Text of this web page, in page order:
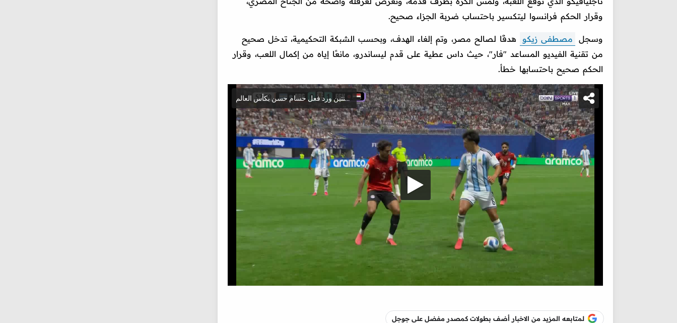
وقرار الحكم فرانسوا ليتكسير باحتساب ضربة الجزاء صحيح.
وسجل مصطفى زيكو
هدفًا لصالح مصر، وتم إلغاء الهدف، وبحسب الشبكة التحكيمية، تدخل صحيح
من تقنية الفيديو المساعد "فار"، حيث داس عطية على قدم ليساندرو، مانعًا إياه من إكمال اللعب، وقرار
الحكم صحيح باحتسابها خطأ.
لمتابعه المزيد من الاخبار أضف بطولات كمصدر مفضل على جوجل